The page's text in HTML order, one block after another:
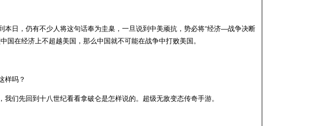
本日，仍有不少人将这句话奉为圭臬，一旦说到中美顽抗，势必将“经济—战争决断
国在经济上不超越美国，那么中国就不可能在战争中打败美国。
样吗？
我们先回到十八世纪看看拿破仑是怎样说的。超级无敌变态传奇手游。